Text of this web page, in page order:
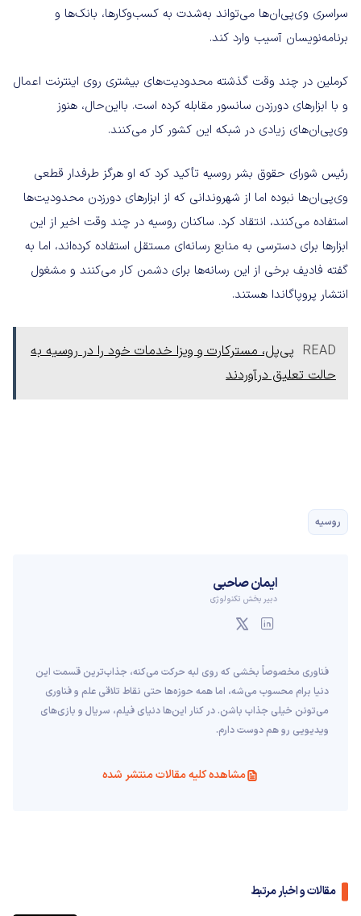
سراسری وی‌پی‌ان‌ها می‌تواند به‌شدت به کسب‌وکارها، بانک‌ها و
برنامه‌نویسان آسیب وارد کند.
کرملین در چند وقت گذشته محدودیت‌های بیشتری روی اینترنت اعمال
و با ابزارهای دورزدن سانسور مقابله کرده است. بااین‌حال، هنوز
وی‌پی‌ان‌های زیادی در شبکه این کشور کار می‌کنند.
رئیس شورای حقوق بشر روسیه تأکید کرد که او هرگز طرفدار قطعی
وی‌پی‌ان‌ها نبوده اما از شهروندانی که از ابزارهای دورزدن محدودیت‌ها
استفاده می‌کنند، انتقاد کرد. ساکنان روسیه در چند وقت اخیر از این
ابزارها برای دسترسی به منابع رسانه‌ای مستقل استفاده کرده‌اند، اما به
گفته فادیف برخی از این رسانه‌ها برای دشمن کار می‌کنند و مشغول
انتشار پروپاگاندا هستند.
READ پی‌پل، مسترکارت و ویزا خدمات خود را در روسیه به
حالت تعلیق درآوردند
روسیه
ایمان صاحبی
دبیر بخش تکنولوژی
فناوری مخصوصاً بخشی که روی لبه حرکت می‌کنه، جذاب‌ترین قسمت این
دنیا برام محسوب می‌شه، اما همه حوزه‌ها حتی نقاط تلاقی علم و فناوری
می‌تونن خیلی جذاب باشن. در کنار این‌ها دنیای فیلم، سریال و بازی‌های
ویدیویی رو هم دوست دارم.
مشاهده کلیه مقالات منتشر شده
مقالات و اخبار مرتبط